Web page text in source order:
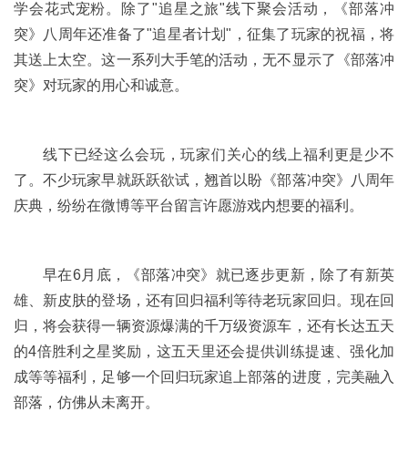
学会花式宠粉。除了"追星之旅"线下聚会活动，《部落冲
突》八周年还准备了"追星者计划"，征集了玩家的祝福，将
其送上太空。这一系列大手笔的活动，无不显示了《部落冲
突》对玩家的用心和诚意。
线下已经这么会玩，玩家们关心的线上福利更是少不
了。不少玩家早就跃跃欲试，翘首以盼《部落冲突》八周年
庆典，纷纷在微博等平台留言许愿游戏内想要的福利。
早在6月底，《部落冲突》就已逐步更新，除了有新英
雄、新皮肤的登场，还有回归福利等待老玩家回归。现在回
归，将会获得一辆资源爆满的千万级资源车，还有长达五天
的4倍胜利之星奖励，这五天里还会提供训练提速、强化加
成等等福利，足够一个回归玩家追上部落的进度，完美融入
部落，仿佛从未离开。